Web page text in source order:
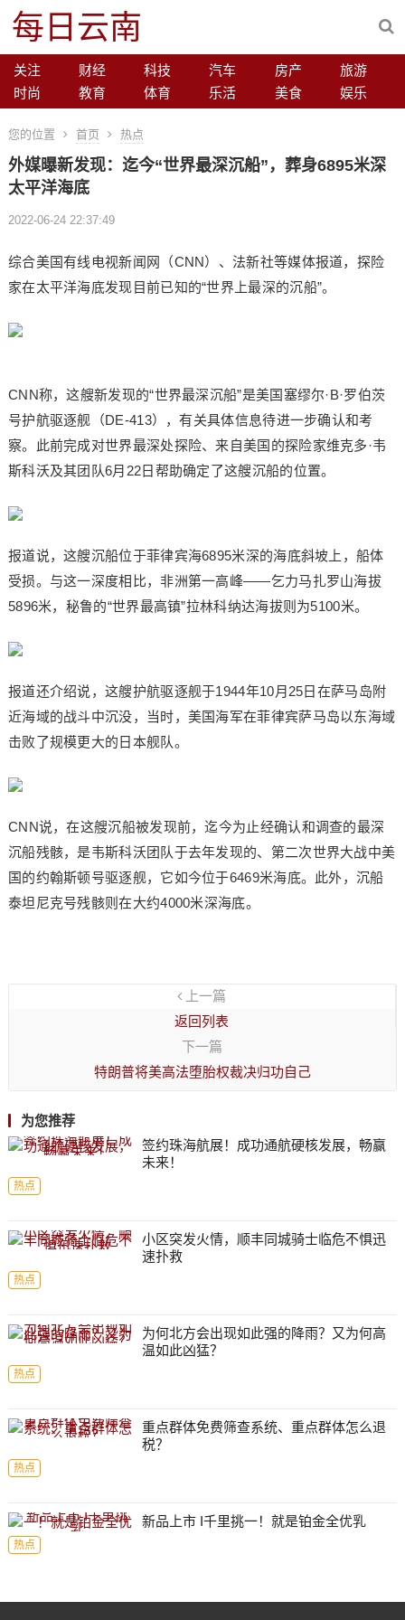
每日云南
关注 财经 科技 汽车 房产
旅游
时尚
教育 体育 乐活 美食 娱乐
您的位置 首页 热点
外媒曝新发现：迄今“世界最深沉船”，葬身6895米深
太平洋海底
2022-06-24 22:37:49
综合美国有线电视新闻网（CNN）、法新社等媒体报道，探险
家在太平洋海底发现目前已知的“世界上最深的沉船”。
CNN称，这艘新发现的“世界最深沉船”是美国塞缪尔·B·罗伯茨
号护航驱逐舰（DE-413），有关具体信息待进一步确认和考
察。此前完成对世界最深处探险、来自美国的探险家维克多·韦
斯科沃及其团队6月22日帮助确定了这艘沉船的位置。
报道说，这艘沉船位于菲律宾海6895米深的海底斜坡上，船体
受损。与这一深度相比，非洲第一高峰——乞力马扎罗山海拔
5896米，秘鲁的“世界最高镇”拉林科纳达海拔则为5100米。
报道还介绍说，这艘护航驱逐舰于1944年10月25日在萨马岛附
近海域的战斗中沉没，当时，美国海军在菲律宾萨马岛以东海域
击败了规模更大的日本舰队。
CNN说，在这艘沉船被发现前，迄今为止经确认和调查的最深
沉船残骸，是韦斯科沃团队于去年发现的、第二次世界大战中美
国的约翰斯顿号驱逐舰，它如今位于6469米海底。此外，沉船
泰坦尼克号残骸则在大约4000米深海底。
上一篇
返回列表
下一篇
特朗普将美高法堕胎权裁决归功自己
为您推荐
签约珠海航展！成功通航硬核发展，畅赢
未来！
热点
小区突发火情，顺丰同城骑士临危不惧迅
速扑救
热点
为何北方会出现如此强的降雨？又为何高
温如此凶猛？
热点
重点群体免费筛查系统、重点群体怎么退
税？
热点
新品上市 I千里挑一！就是铂金全优乳
热点